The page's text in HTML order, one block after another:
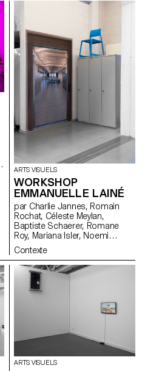
ARTS VISUELS
WORKSHOP
EMMANUELLE LAINÉ
par Charlie Jannes, Romain
Rochat, Céleste Meylan,
Baptiste Schaerer, Romane
Roy, Mariana Isler, Noemi
Leneman, Anna Kawahara, Tom
Grbic, Julie Wuhrmann
Contexte
ARTS VISUELS